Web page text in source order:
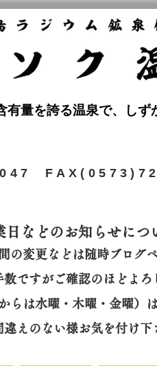
有量を誇る温泉で、し
日などのお知らせにつ
の変更などは随時ブログ
数ですがご確認のほどよ
らは水曜・木曜・金曜）
違えのない様お気を付け下